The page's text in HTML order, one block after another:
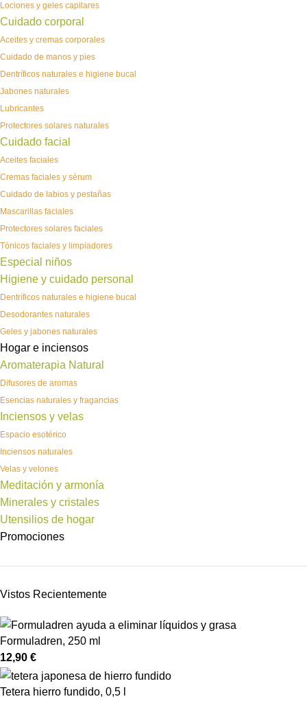
Lociones y geles capilares
Cuidado corporal
Aceites y cremas corporales
Cuidado de manos y pies
Dentríficos naturales e higiene bucal
Jabones naturales
Lubricantes
Protectores solares naturales
Cuidado facial
Aceites faciales
Cremas faciales y sérum
Cuidado de labios y pestañas
Mascarillas faciales
Protectores solares faciales
Tónicos faciales y limpiadores
Especial niños
Higiene y cuidado personal
Dentríficos naturales e higiene bucal
Desodorantes naturales
Geles y jabones naturales
Hogar e inciensos
Aromaterapia Natural
Difusores de aromas
Esencias naturales y fragancias
Inciensos y velas
Espacio esotérico
Inciensos naturales
Velas y velones
Meditación y armonía
Minerales y cristales
Utensilios de hogar
Promociones
Vistos Recientemente
Formuladren, 250 ml
12,90 €
Tetera hierro fundido, 0,5 l